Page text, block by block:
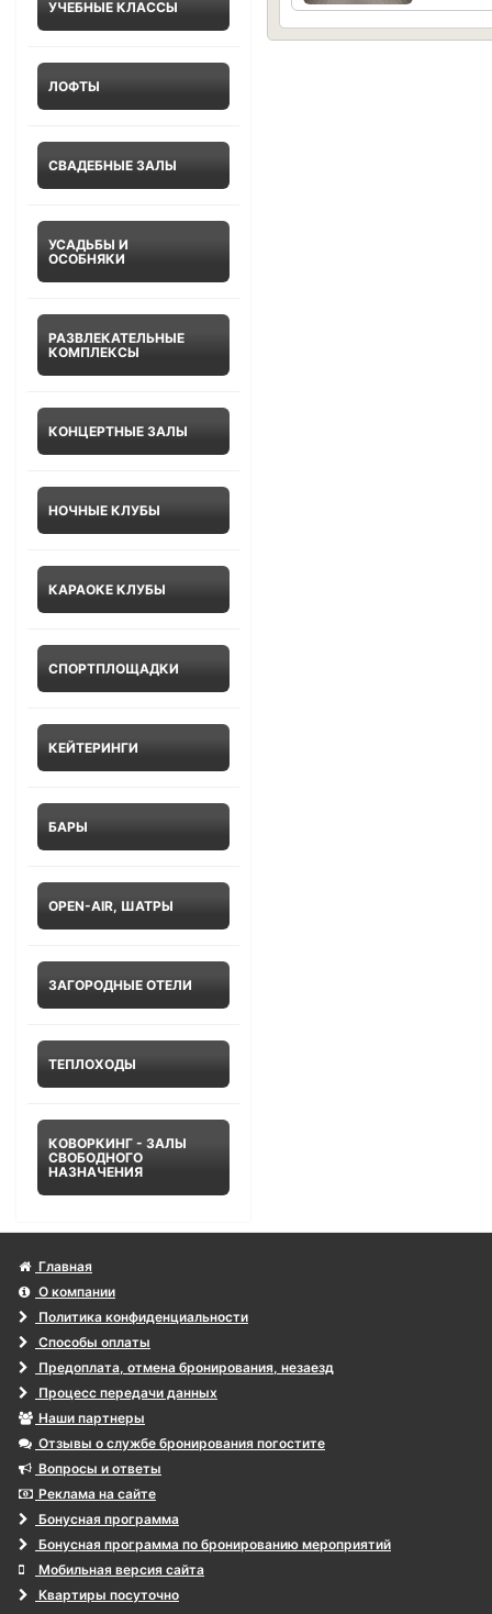
УЧЕБНЫЕ КЛАССЫ
ЛОФТЫ
СВАДЕБНЫЕ ЗАЛЫ
УСАДЬБЫ И
ОСОБНЯКИ
РАЗВЛЕКАТЕЛЬНЫЕ
КОМПЛЕКСЫ
КОНЦЕРТНЫЕ ЗАЛЫ
НОЧНЫЕ КЛУБЫ
КАРАОКЕ КЛУБЫ
СПОРТПЛОЩАДКИ
КЕЙТЕРИНГИ
БАРЫ
OPEN-AIR, ШАТРЫ
ЗАГОРОДНЫЕ ОТЕЛИ
ТЕПЛОХОДЫ
КОВОРКИНГ - ЗАЛЫ
СВОБОДНОГО
НАЗНАЧЕНИЯ
Главная
О компании
Политика конфиденциальности
Способы оплаты
Предоплата, отмена бронирования, незаезд
Процесс передачи данных
Наши партнеры
Отзывы о службе бронирования погостите
Вопросы и ответы
Реклама на сайте
Бонусная программа
Бонусная программа по бронированию мероприятий
Мобильная версия сайта
Квартиры посуточно